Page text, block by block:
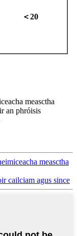
＜20
measctha
an phróisis
measctha
cailciam agus since